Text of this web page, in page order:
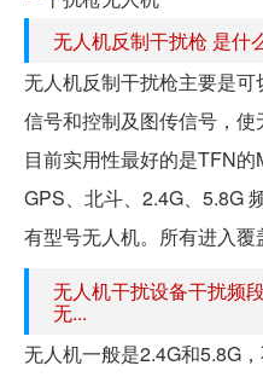
无人机反制干扰枪 是什
无人机反制干扰枪主要是
信号和控制及图传信号，使
目前实用性最好的是TFN
GPS、北斗、2.4G、5.8G
有型号无人机。所有进入覆
无人机干扰设备干扰频
无...
无人机一般是2.4G和5.8G